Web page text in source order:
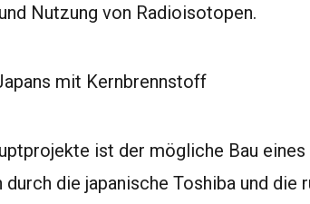
Nutzung von Radioisotopen.
mit Kernbrennstoff
ist der mögliche Bau
durch die japanische Toshiba und